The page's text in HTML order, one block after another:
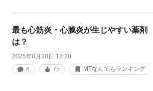
最も心筋炎・心膜炎が生じやすい薬剤
は？
2025年8月20日 18:20
4
75 MTなんでもランキング